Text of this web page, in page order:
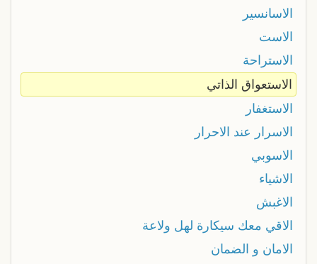
الاسانسير
الاست
الاستراحة
الاستعواق الذاتي
الاستغفار
الاسرار عند الاحرار
الاسوبي
الاشياء
الاغبش
الاقي معك سيكارة لهل ولاعة
الامان و الضمان